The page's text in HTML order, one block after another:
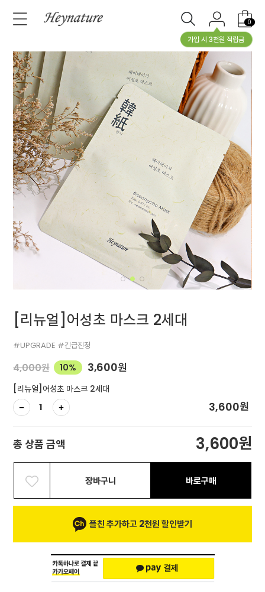
가입 시 3천원 적립금
0
[리뉴얼]어성초 마스크 2세대
#UPGRADE #긴급진정
4,000원 10% 3,600원
[리뉴얼]어성초 마스크 2세대
3,600원
총 상품 금액 3,600원
장바구니 바로구매
플친 추가하고 2천원 할인받기